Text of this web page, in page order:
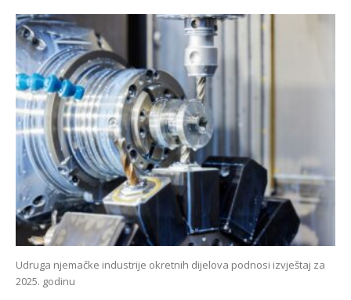
Udruga njemačke industrije okretnih dijelova podnosi izvještaj za
2025. godinu